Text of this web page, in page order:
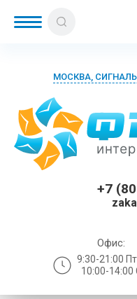
МОСКВА,
+7
Офис:
9:30-21:00
10:00-14:00